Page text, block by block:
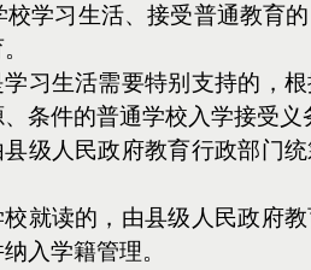
学习生活、接受普通教育
习生活需要特别支持的，
条件的普通学校入学接受义
级人民政府教育行政部门
就读的，由县级人民政府
入学籍管理。